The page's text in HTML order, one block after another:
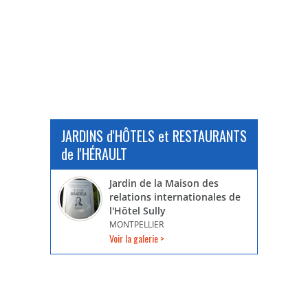
JARDINS d'HÔTELS et RESTAURANTS
de l'HÉRAULT
Jardin de la Maison des
relations internationales de
l'Hôtel Sully
MONTPELLIER
Voir la galerie >